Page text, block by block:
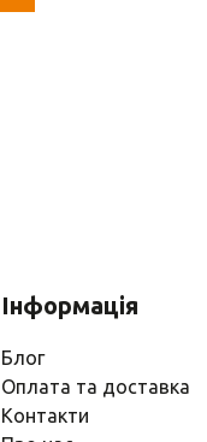
Інформація
Блог
Оплата та доставка
Контакти